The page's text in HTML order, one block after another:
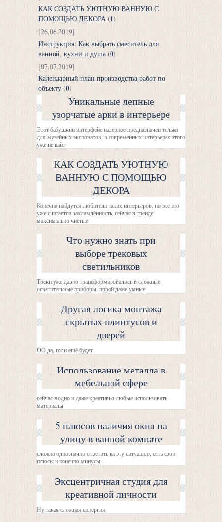
КАК СОЗДАТЬ УЮТНУЮ ВАННУЮ С
ПОМОЩЬЮ ДЕКОРА (1)
[26.06.2019]
Инструкция: Как выбрать смеситель для
ванной, кухни и душа (0)
[07.07.2019]
Календарный план производства работ по
объекту (0)
Уникальные лепные
узорчатые арки в интерьере
Этот бабушкин интерфейс наверное предназначен только
для музейных экспонатов, в современных интерьерах этого
уже не найт
КАК СОЗДАТЬ УЮТНУЮ
ВАННУЮ С ПОМОЩЬЮ
ДЕКОРА
Конечно найдутся любители таких интерьеров, но всё это
уже считается захламлённость, сейчас в тренде
максимально чистые
Что нужно знать при
выборе трековых
светильников
Треки уже давно трансформировались в сложные
осветительные приборы, порой даже умные
Другая логика монтажа
скрытых плинтусов и
дверей
ОО да, толи ещё будет
Использование металла в
мебельной сфере
сейчас модно и даже креативно любые использовать
материалы
5 плюсов наличия окна на
улицу в ванной комнате
сложно однозначно ответить на эту ситуацию, есть свои
плюсы и конечно минусы
Эксцентричная студия для
креативной личности
Ну такая сложная синергия